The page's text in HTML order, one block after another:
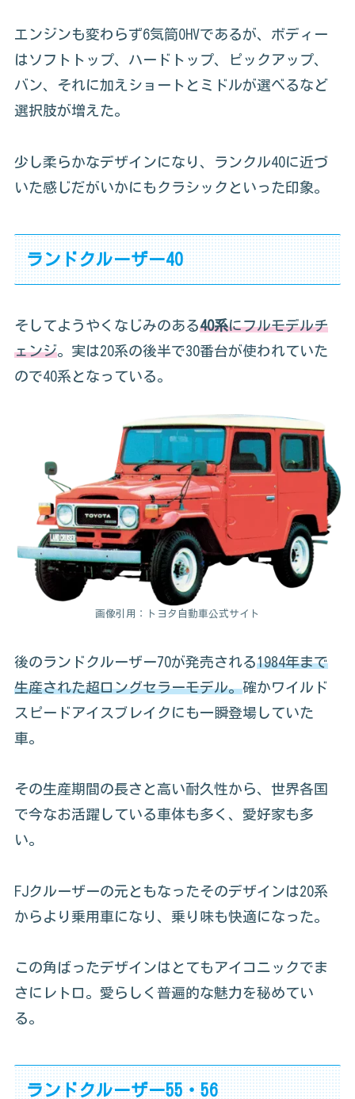
エンジンも変わらず6気筒OHVであるが、ボディー
はソフトトップ、ハードトップ、ピックアップ、
バン、それに加えショートとミドルが選べるなど
選択肢が増えた。
少し柔らかなデザインになり、ランクル40に近づ
いた感じだがいかにもクラシックといった印象。
ランドクルーザー40
そしてようやくなじみのある40系にフルモデルチ
ェンジ。実は20系の後半で30番台が使われていた
ので40系となっている。
画像引用：トヨタ自動車公式サイト
後のランドクルーザー70が発売される1984年まで
生産された超ロングセラーモデル。確かワイルド
スピードアイスブレイクにも一瞬登場していた
車。
その生産期間の長さと高い耐久性から、世界各国
で今なお活躍している車体も多く、愛好家も多
い。
FJクルーザーの元ともなったそのデザインは20系
からより乗用車になり、乗り味も快適になった。
この角ばったデザインはとてもアイコニックでま
さにレトロ。愛らしく普遍的な魅力を秘めてい
る。
ランドクルーザー55・56